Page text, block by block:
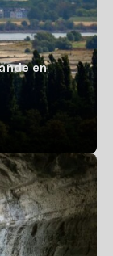
en